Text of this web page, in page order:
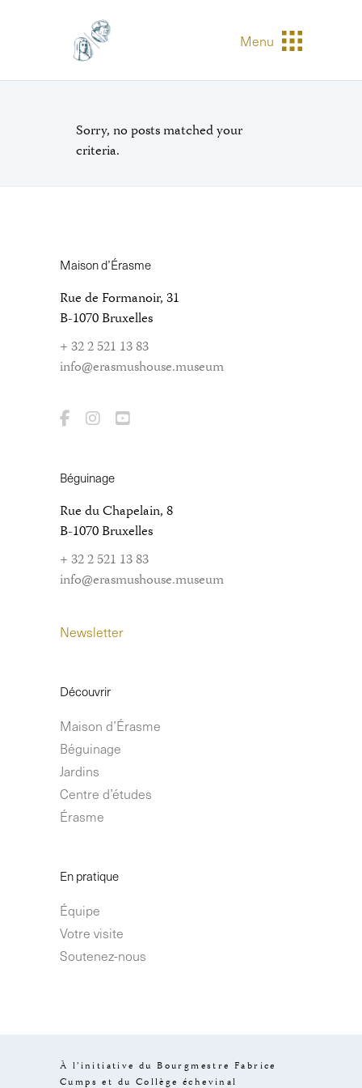
Menu
Sorry, no posts matched your
criteria.
Maison d’Érasme
Rue de Formanoir, 31
B-1070 Bruxelles
+ 32 2 521 13 83
info@erasmushouse.museum
Béguinage
Rue du Chapelain, 8
B-1070 Bruxelles
+ 32 2 521 13 83
info@erasmushouse.museum
Newsletter
Découvrir
Maison d’Érasme
Béguinage
Jardins
Centre d’études
Érasme
En pratique
Équipe
Votre visite
Soutenez-nous
À l’initiative du Bourgmestre Fabrice
Cumps et du Collège échevinal